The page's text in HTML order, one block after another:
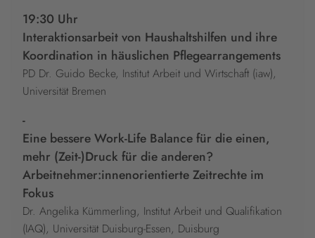
19:30 Uhr
Interaktionsarbeit von Haushaltshilfen und ihre
Koordination in häuslichen Pflegearrangements
PD Dr. Guido Becke, Institut Arbeit und Wirtschaft (iaw),
Universität Bremen
-
Eine bessere Work-Life Balance für die einen,
mehr (Zeit-)Druck für die anderen?
Arbeitnehmer:innenorientierte Zeitrechte im
Fokus
Dr. Angelika Kümmerling, Institut Arbeit und Qualifikation
(IAQ), Universität Duisburg-Essen, Duisburg